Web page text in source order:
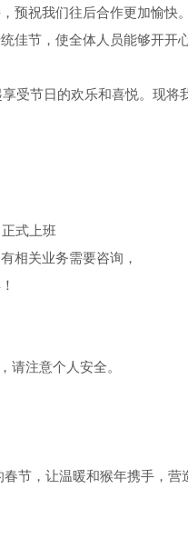
预祝我们往后合作更加愉快。
佳节，使全体人员能够开开
受节日的欢乐和喜悦。现将
式上班
相关业务需要咨询，
请注意个人安全。
节，让温暖和猴年携手，营